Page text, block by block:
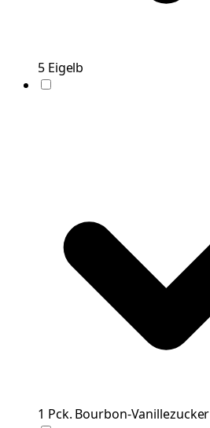
5 Eigelb
1 Pck. Bourbon-Vanillezucker